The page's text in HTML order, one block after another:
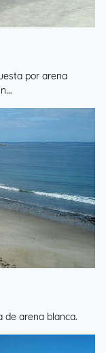
por arena
de arena blanca.